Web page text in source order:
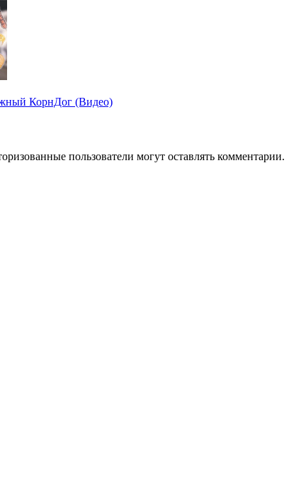
КорнДог (Видео)
пользователи могут оставлять комментарии.